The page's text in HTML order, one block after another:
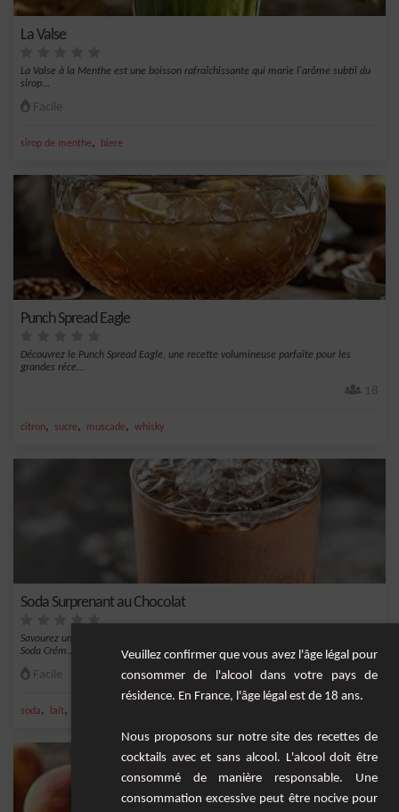
La Valse
La Valse à la Menthe est une boisson rafraîchissante qui marie l'arôme subtil du
sirop...
Facile
sirop de menthe, biere
Punch Spread Eagle
Découvrez le Punch Spread Eagle, une recette volumineuse parfaite pour les
grandes réce...
18
citron, sucre, muscade, whisky
Soda Surprenant au Chocolat
Savourez une touche moderne des boissons classiques des soda-shops avec notre
Soda Crém...
Facile 6
soda, lait,
Veuillez confirmer que vous avez l'âge légal pour
consommer de l'alcool dans votre pays de
résidence. En France, l'âge légal est de 18 ans.
Nous proposons sur notre site des recettes de
cocktails avec et sans alcool. L'alcool doit être
consommé de manière responsable. Une
consommation excessive peut être nocive pour